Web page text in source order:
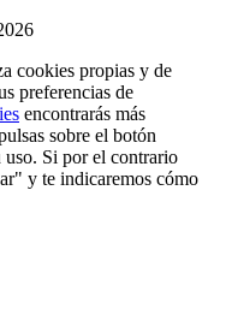
cookies propias y de
preferencias de
encontrarás más
sobre el botón
uso. Si por el contrario
y te indicaremos cómo